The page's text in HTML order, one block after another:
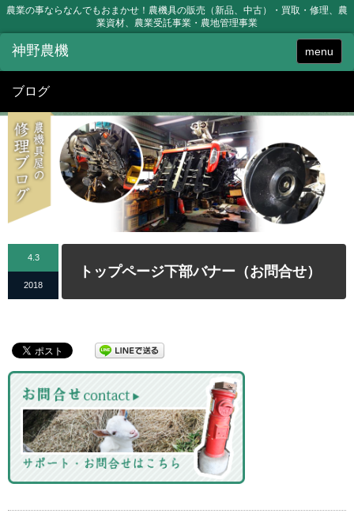
農業の事ならなんでもおまかせ！農機具の販売（新品、中古）・買取・修理、農
業資材、農業受託事業・農地管理事業
menu
ブログ
4.3
2018
トップページ下部バナー（お問合せ）